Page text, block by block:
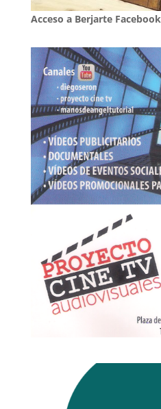
Acceso a Berjarte Facebook